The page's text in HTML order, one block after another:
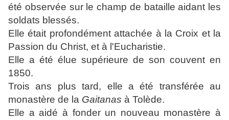
été observée sur le champ de bataille aidant les
soldats blessés.
Elle était profondément attachée à la Croix et la
Passion du Christ, et à l'Eucharistie.
Elle a été élue supérieure de son couvent en
1850.
Trois ans plus tard, elle a été transférée au
monastère de la Gaitanas à Tolède.
Elle a aidé à fonder un nouveau monastère à